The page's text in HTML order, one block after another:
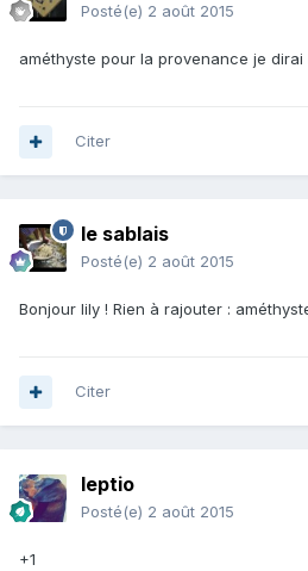
Posté(e) 2 août 2015
améthyste pour la provenance je dirai
Citer
le sablais
Posté(e) 2 août 2015
Bonjour lily ! Rien à rajouter :
Citer
leptio
Posté(e) 2 août 2015
+1